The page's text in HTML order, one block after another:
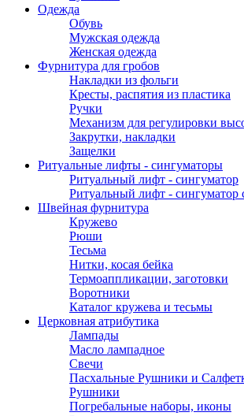
Одежда
Обувь
Мужская одежда
Женская одежда
Фурнитура для гробов
Накладки из фольги
Кресты, распятия из пластика
Ручки
Механизм для регулировки
Закрутки, накладки
Защелки
Ритуальные лифты - сингуматоры
Ритуальный лифт - сингуматор
Ритуальный лифт - сингуматор
Швейная фурнитура
Кружево
Рюши
Тесьма
Нитки, косая бейка
Термоаппликации, заготовки
Воротники
Каталог кружева и тесьмы
Церковная атрибутика
Лампады
Масло лампадное
Свечи
Пасхальные Рушники и
Рушники
Погребальные наборы, иконы